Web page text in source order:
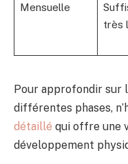
Mensuelle
très
Pour approfondir sur
différentes phases,
détaillé qui offre une
développement